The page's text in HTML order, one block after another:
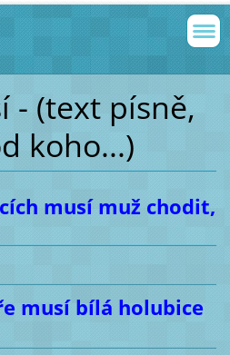
- (text písně,
koho...)
musí muž chodit,
musí bílá holubice